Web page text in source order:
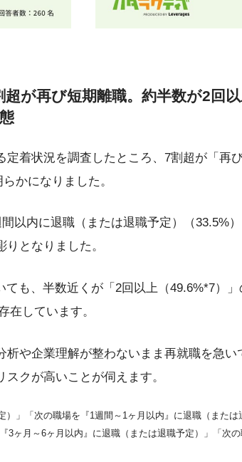
が再び短期離職。約半数が2回
着状況を調査したところ、7割超が「再
かになりました。
以内に退職（または退職予定）（33.5%
となりました。
も、半数近くが「2回以上（49.6%*7）
在しています。
や企業理解が整わないまま再就職を急
クが高いことが伺えます。
」「次の職場を『1週間～1ヶ月以内』に退職（また
3ヶ月～6ヶ月以内』に退職（または退職予定）」「次